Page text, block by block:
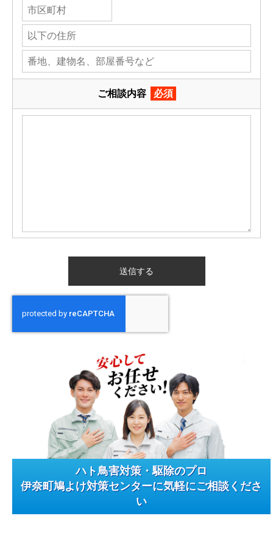
ご相談内容 必須
ハト鳥害対策・駆除のプロ
伊奈町鳩よけ対策センターに気軽にご相談くださ
い